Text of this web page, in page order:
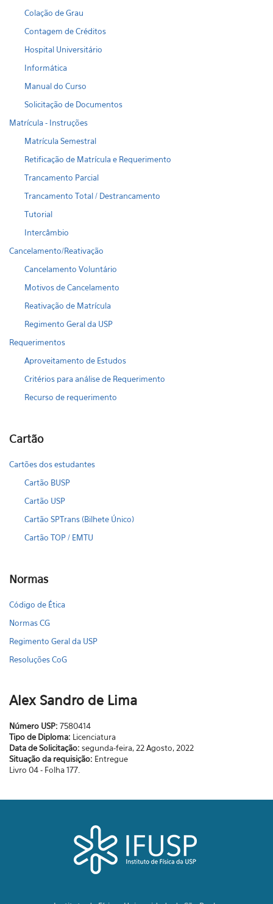
Colação de Grau
Contagem de Créditos
Hospital Universitário
Informática
Manual do Curso
Solicitação de Documentos
Matrícula - Instruções
Matrícula Semestral
Retificação de Matrícula e Requerimento
Trancamento Parcial
Trancamento Total / Destrancamento
Tutorial
Intercâmbio
Cancelamento/Reativação
Cancelamento Voluntário
Motivos de Cancelamento
Reativação de Matrícula
Regimento Geral da USP
Requerimentos
Aproveitamento de Estudos
Critérios para análise de Requerimento
Recurso de requerimento
Cartão
Cartões dos estudantes
Cartão BUSP
Cartão USP
Cartão SPTrans (Bilhete Único)
Cartão TOP / EMTU
Normas
Código de Ética
Normas CG
Regimento Geral da USP
Resoluções CoG
Alex Sandro de Lima
Número USP: 7580414
Tipo de Diploma: Licenciatura
Data de Solicitação: segunda-feira, 22 Agosto, 2022
Situação da requisição: Entregue
Livro 04 - Folha 177.